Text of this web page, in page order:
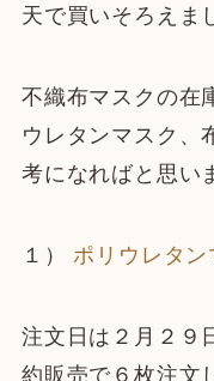
天で買いそろえま
不織布マスクの在
ウレタンマスク、
考になればと思い
１）ポリウレタン
注文日は２月２９
約販売で６枚注文